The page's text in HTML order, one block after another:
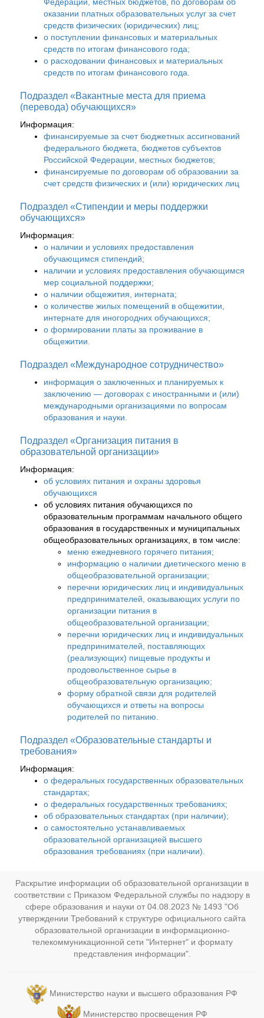
Федерации, местных бюджетов, по договорам об
оказании платных образовательных услуг за счет
средств физических (юридических) лиц;
о поступлении финансовых и материальных
средств по итогам финансового года;
о расходовании финансовых и материальных
средств по итогам финансового года.
Подраздел «Вакантные места для приема
(перевода) обучающихся»
Информация:
финансируемые за счет бюджетных ассигнований
федерального бюджета, бюджетов субъектов
Российской Федерации, местных бюджетов;
финансируемые по договорам об образовании за
счет средств физических и (или) юридических лиц
Подраздел «Стипендии и меры поддержки
обучающихся»
Информация:
о наличии и условиях предоставления
обучающимся стипендий;
наличии и условиях предоставления обучающимся
мер социальной поддержки;
о наличии общежития, интерната;
о количестве жилых помещений в общежитии,
интернате для иногородних обучающихся;
о формировании платы за проживание в
общежитии.
Подраздел «Международное сотрудничество»
информация о заключенных и планируемых к
заключению — договорах с иностранными и (или)
международными организациями по вопросам
образования и науки.
Подраздел «Организация питания в
образовательной организации»
Информация:
об условиях питания и охраны здоровья
обучающихся
об условиях питания обучающихся по
образовательным программам начального общего
образования в государственных и муниципальных
общеобразовательных организациях, в том числе:
меню ежедневного горячего питания;
информацию о наличии диетического меню в
общеобразовательной организации;
перечни юридических лиц и индивидуальных
предпринимателей, оказывающих услуги по
организации питания в
общеобразовательной организации;
перечни юридических лиц и индивидуальных
предпринимателей, поставляющих
(реализующих) пищевые продукты и
продовольственное сырье в
общеобразовательную организацию;
форму обратной связи для родителей
обучающихся и ответы на вопросы
родителей по питанию.
Подраздел «Образовательные стандарты и
требования»
Информация:
о федеральных государственных образовательных
стандартах;
о федеральных государственных требованиях;
об образовательных стандартах (при наличии);
о самостоятельно устанавливаемых
образовательной организацией высшего
образования требованиях (при наличии).
Раскрытие информации об образовательной организации в
соответствии с Приказом Федеральной службы по надзору в
сфере образования и науки от 04.08.2023 № 1493 "Об
утверждении Требований к структуре официального сайта
образовательной организации в информационно-
телекоммуникационной сети "Интернет" и формату
представления информации".
Министерство науки и высшего образования РФ
Министерство просвещения РФ